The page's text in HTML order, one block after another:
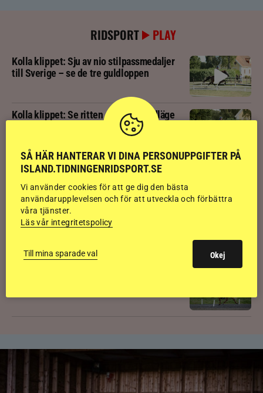
RIDSPORT PLAY
Kolla klippet: Sju av nio stilpassmedaljer
till Sverige – se de tre guldloppen
Kolla klippet: Se ritten som gav guldläge
Kolla klippet: Svenskägda hingsten bäst
Kolla klippet: Gljátoppur-dotterns
SÅ HÄR HANTERAR VI DINA PERSONUPPGIFTER PÅ
ISLAND.TIDNINGENRIDSPORT.SE
Vi använder cookies för att ge dig den bästa
användarupplevelsen och för att utveckla och förbättra
våra tjänster.
Läs vår integritetspolicy
Till mina sparade val Okej